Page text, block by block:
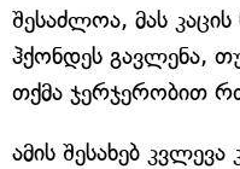
შესაძლოა, მას
ჰქონდეს გავლენა,
თქმა ჯერჯერობით
ამის შესახებ